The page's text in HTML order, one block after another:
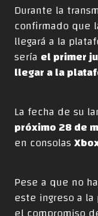
Durante la
confirmado que
llegará a la
sería el primer
llegar a la
La fecha de su
próximo 28 de
en consolas
Pese a que no
este ingreso a